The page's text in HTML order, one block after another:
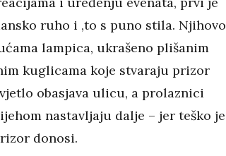
ruho i ,to s puno stila. Njihovo
lampica, ukrašeno plišanim
kuglicama koje stvaraju prizor
obasjava ulicu, a prolaznici
nastavljaju dalje – jer teško je
donosi.